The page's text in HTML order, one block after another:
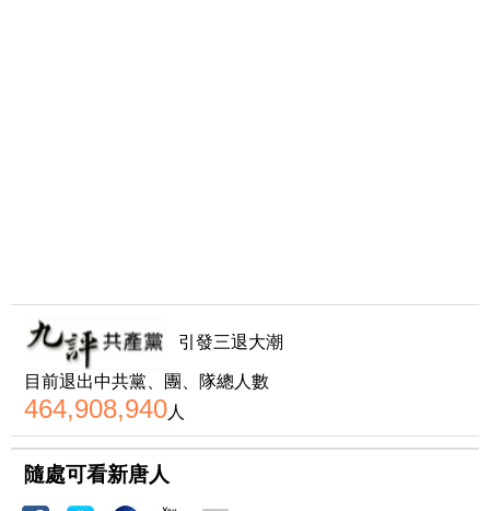
引發三退大潮
目前退出中共黨、團、隊總人數
464,908,940人
隨處可看新唐人